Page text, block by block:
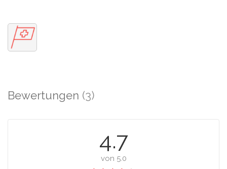
Bewertungen (3)
4.7
von 5.0